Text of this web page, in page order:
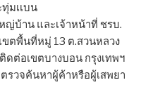
มเเบน
ญ่บ้าน และเจ้าหน้าที่ ชรบ.
ตพื้นที่หมู่ 13 ต.สวนหลวง
ต่อเขตบางบอน กรุงเทพฯ
รวจค้นหาผู้ค้าหรือผู้เสพยา